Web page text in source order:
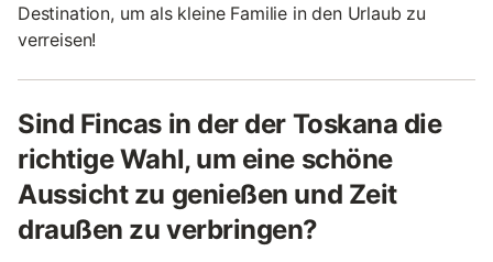
Destination, um als kleine Familie in den Urlaub zu
verreisen!
Sind Fincas in der der Toskana die
richtige Wahl, um eine schöne
Aussicht zu genießen und Zeit
draußen zu verbringen?